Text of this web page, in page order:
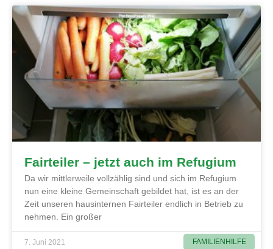
FAMILIENHILFE
Fairteiler – jetzt auch im Refugium
Da wir mittlerweile vollzählig sind und sich im Refugium
nun eine kleine Gemeinschaft gebildet hat, ist es an der
Zeit unseren hausinternen Fairteiler endlich in Betrieb zu
nehmen. Ein großer
7. Juni 2021